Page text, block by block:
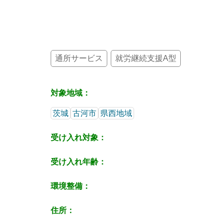
通所サービス 就労継続支援A型
対象地域：
茨城 古河市 県西地域
受け入れ対象：
受け入れ年齢：
環境整備：
住所：